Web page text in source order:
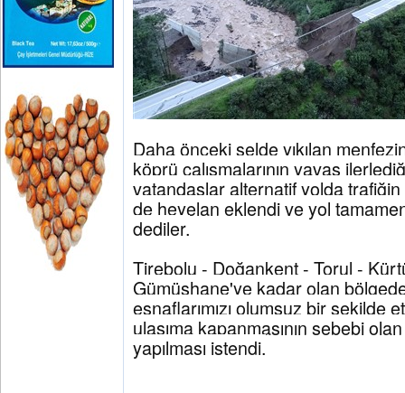
Daha önceki selde yıkılan
köprü çalışmalarının yavaş
vatandaşlar alternatif yolda
de heyelan eklendi ve yol
dediler.
Tirebolu - Doğankent - Torul -
Gümüşhane'ye kadar olan
esnaflarımızı olumsuz bir şekilde
ulaşıma kapanmasının sebebi
yapılması istendi.